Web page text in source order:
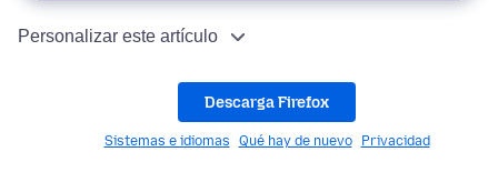
Personalizar este artículo
Descarga Firefox
Sistemas e idiomas Qué hay de nuevo Privacidad